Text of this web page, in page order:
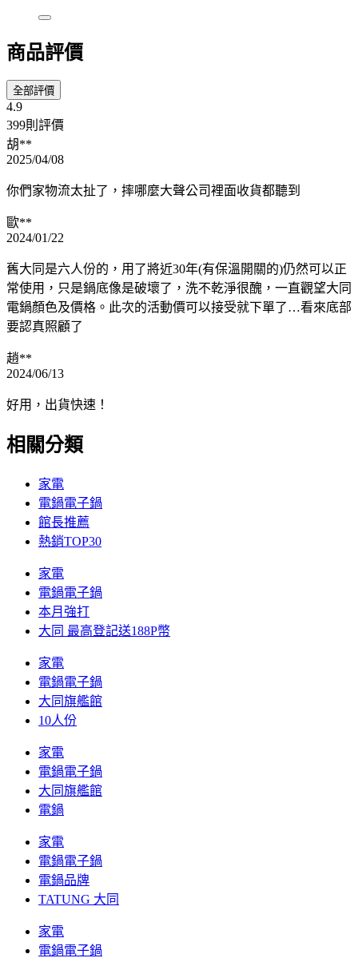
商品評價
全部評價
4.9
399則評價
胡**
2025/04/08
你們家物流太扯了，摔哪麼大聲公司裡面收貨都聽到
歐**
2024/01/22
舊大同是六人份的，用了將近30年(有保溫開關的)仍然可以正
常使用，只是鍋底像是破壞了，洗不乾淨很醜，一直觀望大同
電鍋顏色及價格。此次的活動價可以接受就下單了…看來底部
要認真照顧了
趙**
2024/06/13
好用，出貨快速！
相關分類
家電
電鍋電子鍋
館長推薦
熱銷TOP30
家電
電鍋電子鍋
本月強打
大同 最高登記送188P幣
家電
電鍋電子鍋
大同旗艦館
10人份
家電
電鍋電子鍋
大同旗艦館
電鍋
家電
電鍋電子鍋
電鍋品牌
TATUNG 大同
家電
電鍋電子鍋